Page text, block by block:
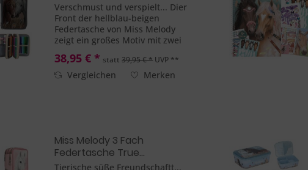
Verschmust und verspielt... Dier
Front der hellblau-beigen
Federtasche von Miss Melody
zeigt ein großes Motiv mit zwei
Pferden, deren Köpfe sich
berühren. Drumherum flattern
bunte Schmetterlinge, die auf
Knopfdruck leuchten und
38,95 € * statt39,95 € * UVP **
Vergleichen Merken
Miss Melody 3 Fach
Federtasche True...
Tierische süße Freundschaftt...